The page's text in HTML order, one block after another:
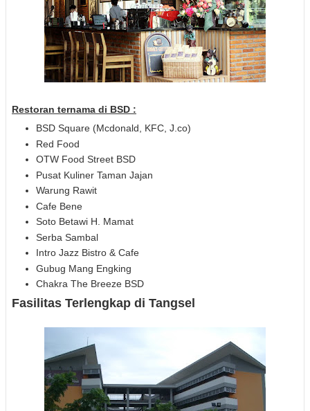
Restoran ternama di BSD :
BSD Square (Mcdonald, KFC, J.co)
Red Food
OTW Food Street BSD
Pusat Kuliner Taman Jajan
Warung Rawit
Cafe Bene
Soto Betawi H. Mamat
Serba Sambal
Intro Jazz Bistro & Cafe
Gubug Mang Engking
Chakra The Breeze BSD
Fasilitas Terlengkap di Tangsel